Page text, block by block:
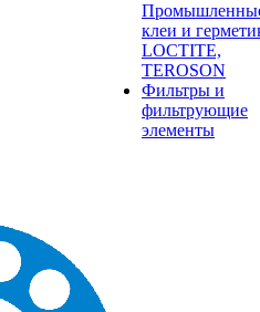
клеи и
LOCTITE,
TEROSON
Фильтры и
фильтрующие
элементы